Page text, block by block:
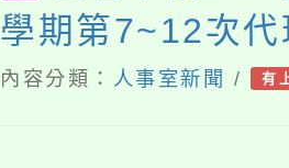
學期第7~12次
師甄選簡章 【
內容分類： 人事室新聞 / 有